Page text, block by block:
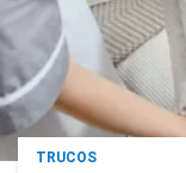
TRUCOS